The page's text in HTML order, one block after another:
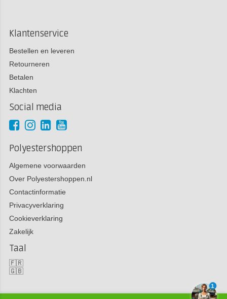
Klantenservice
Bestellen en leveren
Retourneren
Betalen
Klachten
Social media
Polyestershoppen
Algemene voorwaarden
Over Polyestershoppen.nl
Contactinformatie
Privacyverklaring
Cookieverklaring
Zakelijk
Taal
🇫🇷
🇬🇧
1